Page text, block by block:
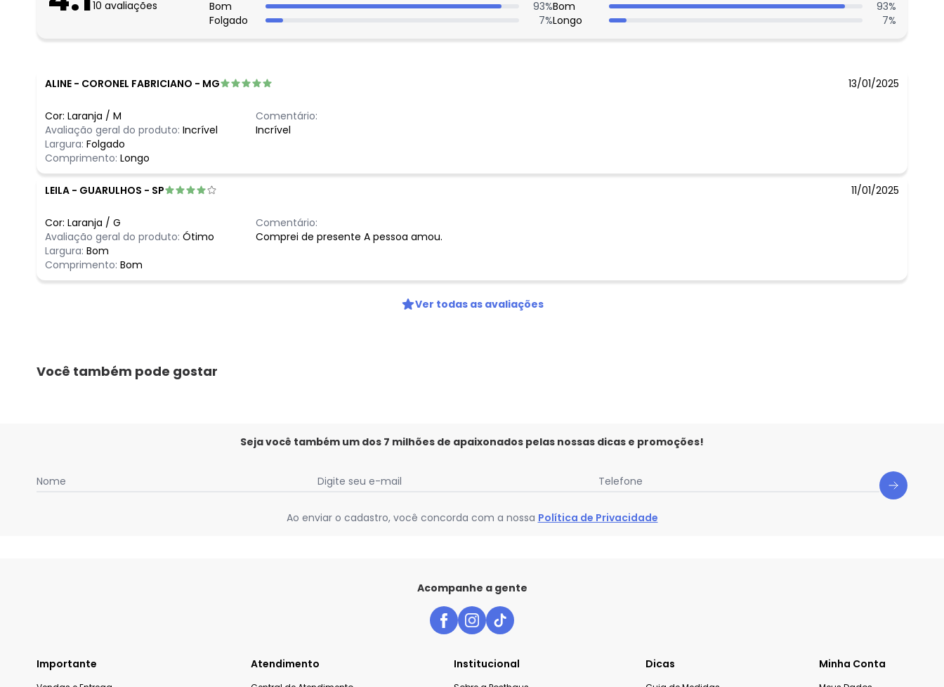
abril/2026 N/D*
N/D*
fevereiro/2026 N/D*
10 avaliações
Bom
93%
Folgado
7%
Bom
93%
Longo
7%
ALINE - CORONEL FABRICIANO - MG 13/01/2025
Cor: Laranja / M
Avaliação geral do produto: Incrível
Largura: Folgado
Comprimento: Longo
Comentário:
Incrível
LEILA - GUARULHOS - SP 11/01/2025
Cor: Laranja / G
Avaliação geral do produto: Ótimo
Largura: Bom
Comprimento: Bom
Comentário:
Comprei de presente A pessoa amou.
Ver todas as avaliações
Você também pode gostar
Seja você também um dos 7 milhões de apaixonados pelas nossas dicas e promoções!
Nome Digite seu e-mail Telefone
Ao enviar o cadastro, você concorda com a nossa Política de Privacidade
Acompanhe a gente
Importante Atendimento Institucional Dicas Minha Conta